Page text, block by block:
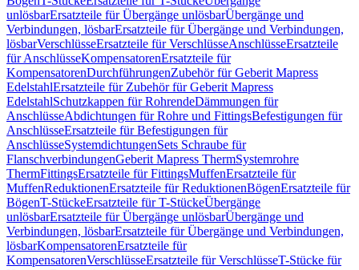
unlösbarErsatzteile für Übergänge unlösbarÜbergänge und
Verbindungen, lösbarErsatzteile für Übergänge und Verbindungen,
lösbarVerschlüsseErsatzteile für VerschlüsseAnschlüsseErsatzteile
für AnschlüsseKompensatorenErsatzteile für
KompensatorenDurchführungenZubehör für Geberit Mapress
EdelstahlErsatzteile für Zubehör für Geberit Mapress
EdelstahlSchutzkappen für RohrendeDämmungen für
AnschlüsseAbdichtungen für Rohre und FittingsBefestigungen für
AnschlüsseErsatzteile für Befestigungen für
AnschlüsseSystemdichtungenSets Schraube für
FlanschverbindungenGeberit Mapress ThermSystemrohre
ThermFittingsErsatzteile für FittingsMuffenErsatzteile für
MuffenReduktionenErsatzteile für ReduktionenBögenErsatzteile für
BögenT-StückeErsatzteile für T-StückeÜbergänge
unlösbarErsatzteile für Übergänge unlösbarÜbergänge und
Verbindungen, lösbarErsatzteile für Übergänge und Verbindungen,
lösbarKompensatorenErsatzteile für
KompensatorenVerschlüsseErsatzteile für VerschlüsseT-Stücke für